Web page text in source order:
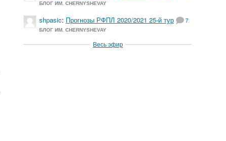
БЛОГ ИМ. CHERNYSHEVAY
shpasic: Прогнозы РФПЛ 2020/2021 25-й тур 7
БЛОГ ИМ. CHERNYSHEVAY
Весь эфир